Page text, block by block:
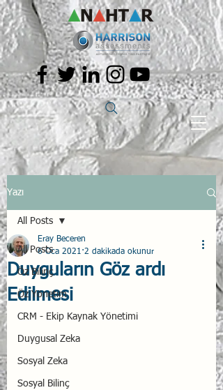
Yazı
All Posts
Öz Bilinç
Öz Yönetim
CRM - Ekip Kaynak Yönetimi
Duygusal Zeka
Sosyal Zeka
Sosyal Bilinç
All Posts
Duyguların Göz ardı
Edilmesi
Eray Beceren
6 Oca 2021 2 dakikada okunur